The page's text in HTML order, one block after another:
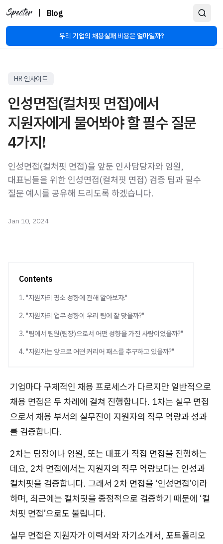
Blog
우리 기업의 채용실패 비용은 얼마일까?
HR 인사이트
인성면접(컬처핏 면접)에서
지원자에게 물어봐야 할 필수 질문
4가지!
인성면접(컬처핏 면접)을 앞둔 인사담당자와 임원,
대표님들을 위한 인성면접(컬처핏 면접) 검증 팁과 필수
질문 예시를 공유해 드리도록 하겠습니다.
Jan 10, 2024
Contents
1. "지원자의 평소 성향에 관해 알아보자."
2. "지원자의 업무 성향이 우리 팀에 잘 맞을까?"
3. "팀에서 팀원(팀장)으로서 어떤 성향을 가진 사람이었을까?"
4. "지원자는 앞으로 어떤 커리어 패스를 추구하고 있을까?"
기업마다 구체적인 채용 프로세스가 다르지만 일반적으로
채용 면접은 두 차례에 걸쳐 진행합니다. 1차는 실무 면접
으로서 채용 부서의 실무진이 지원자의 직무 역량과 성과
를 검증합니다.
2차는 팀장이나 임원, 또는 대표가 직접 면접을 진행하는
데요, 2차 면접에서는 지원자의 직무 역량보다는 인성과
컬처핏을 검증합니다. 그래서 2차 면접을 ‘인성면접’이라
하며, 최근에는 컬처핏을 중점적으로 검증하기 때문에 ‘컬
처핏 면접’으로도 불립니다.
실무 면접은 지원자가 이력서와 자기소개서, 포트폴리오